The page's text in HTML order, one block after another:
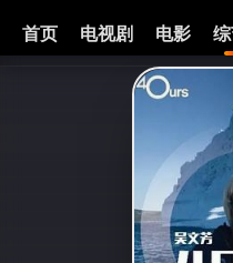
首页 电视剧 电影